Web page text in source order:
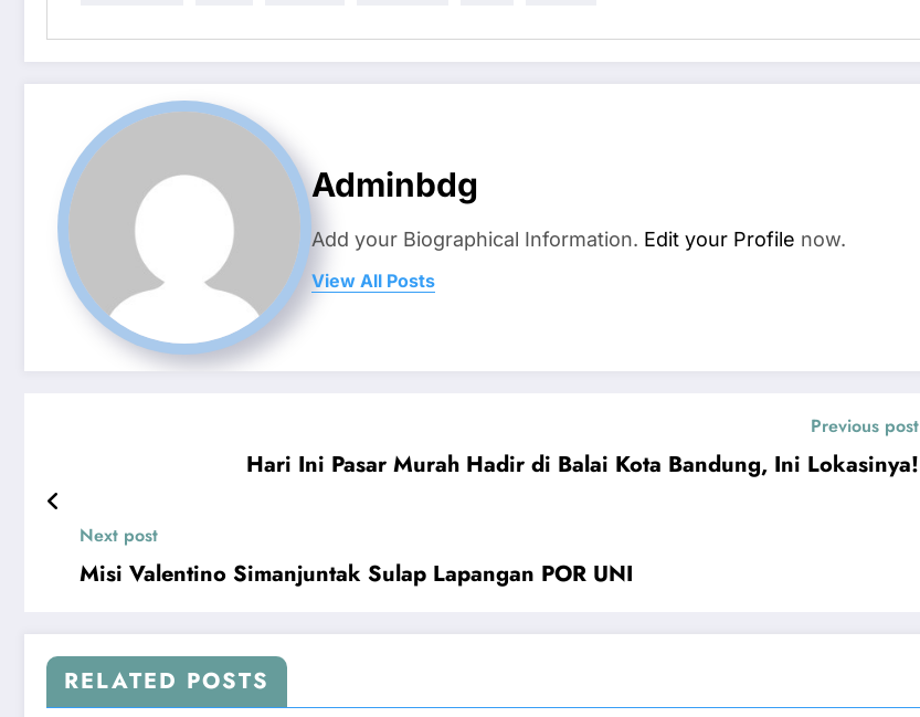
Adminbdg
Add your Biographical Information. Edit your Profile now.
View All Posts
Previous post
Hari Ini Pasar Murah Hadir di Balai Kota Bandung, Ini Lokasinya!
Next post
Misi Valentino Simanjuntak Sulap Lapangan POR UNI
RELATED POSTS